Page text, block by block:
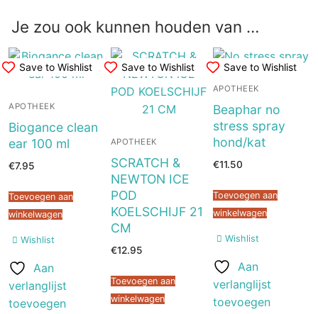
Je zou ook kunnen houden van …
Save to Wishlist
APOTHEEK
Biogance clean
ear 100 ml
€7.95
Toevoegen aan
winkelwagen
Wishlist
Aan
verlanglijst
toevoegen
Save to Wishlist
APOTHEEK
SCRATCH &
NEWTON ICE
POD
KOELSCHIJF 21
CM
€12.95
Toevoegen aan
winkelwagen
Save to Wishlist
APOTHEEK
Beaphar no
stress spray
hond/kat
€11.50
Toevoegen aan
winkelwagen
Wishlist
Aan
verlanglijst
toevoegen